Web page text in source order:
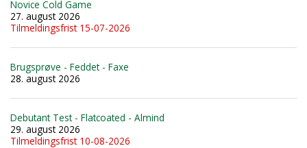
Novice Cold Game
27. august 2026
Tilmeldingsfrist 15-07-2026
Brugsprøve - Feddet - Faxe
28. august 2026
Debutant Test - Flatcoated - Almind
29. august 2026
Tilmeldingsfrist 10-08-2026